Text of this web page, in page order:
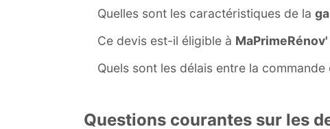
Quelles sont les caractéristiques de la
Ce devis est-il éligible à MaPrimeRénov'
Quels sont les délais entre la commande
Questions courantes sur les